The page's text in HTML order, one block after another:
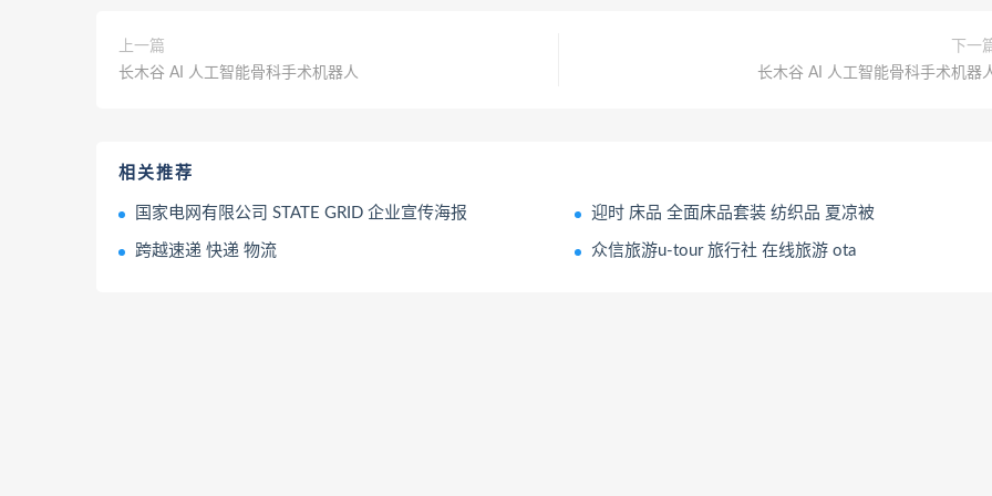
上一篇
长木谷 AI 人工智能骨科手术机器人
下一
长木谷 AI 人工智能骨科手术机器
相关推荐
国家电网有限公司 STATE GRID 企业宣传海报 迎时 床品 全面床品套装 纺织品 夏凉被
跨越速递 快递 物流 众信旅游u-tour 旅行社 在线旅游 ota